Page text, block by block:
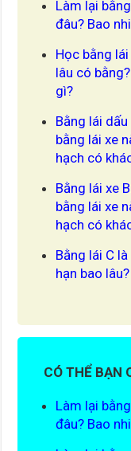
Làm lại
đâu? Bao
Học bằng
lâu có
gì?
Bằng lái
bằng lái xe
hạch có
Bằng lái xe
bằng lái xe
hạch có
Bằng lái C
hạn bao lâu?
CÓ THỂ BẠN
Làm lại
đâu? Bao